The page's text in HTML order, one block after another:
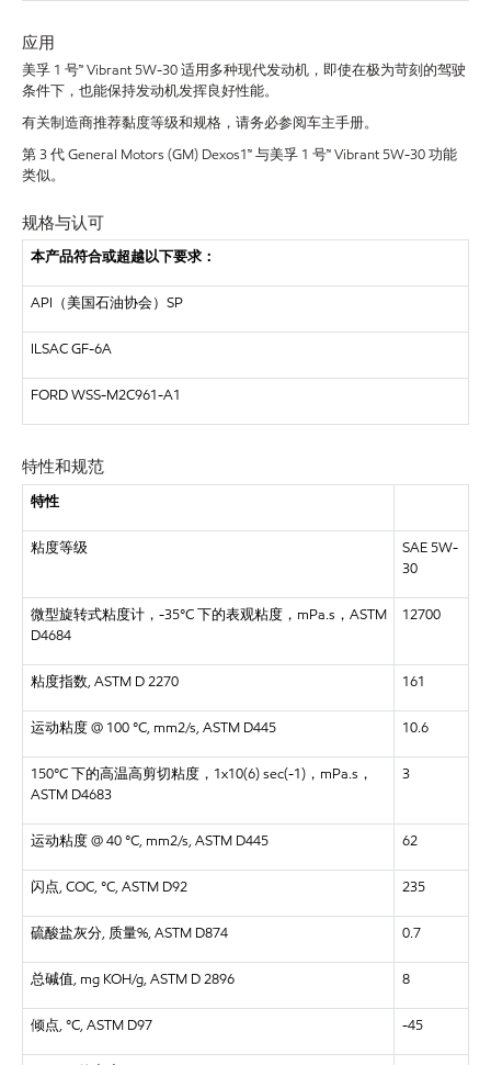
应用
美孚 1 号™ Vibrant 5W-30 适用多种现代发动机，即使在极为苛刻的驾驶
条件下，也能保持发动机发挥良好性能。
有关制造商推荐黏度等级和规格，请务必参阅车主手册。
第 3 代 General Motors (GM) Dexos1™ 与美孚 1 号™ Vibrant 5W-30 功能
类似。
规格与认可
本产品符合或超越以下要求：
API（美国石油协会）SP
ILSAC GF-6A
FORD WSS-M2C961-A1
特性和规范
特性
粘度等级
SAE 5W-
30
微型旋转式粘度计，-35°C 下的表观粘度，mPa.s，ASTM
D4684
12700
粘度指数, ASTM D 2270 161
运动粘度 @ 100 °C, mm2/s, ASTM D445 10.6
150°C 下的高温高剪切粘度，1x10(6) sec(-1)，mPa.s，
ASTM D4683
3
运动粘度 @ 40 °C, mm2/s, ASTM D445 62
闪点, COC, °C, ASTM D92 235
硫酸盐灰分, 质量%, ASTM D874 0.7
总碱值, mg KOH/g, ASTM D 2896 8
倾点, °C, ASTM D97 -45